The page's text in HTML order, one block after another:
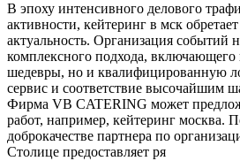
В эпоху интенсивного делового
активности, кейтеринг в мск
актуальность. Организация событий
комплексного подхода, включающего
шедевры, но и квалифицированную
сервис и соответствие высочайшим
Фирма VB CATERING может
работ, например, кейтеринг москва.
доброкачестве партнера по
Столице предоставляет ря